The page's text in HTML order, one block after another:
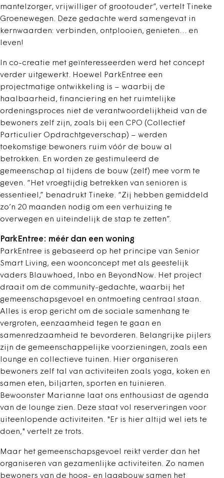
mantelzorger, vrijwilliger of grootouder”, vertelt Tineke
Groenewegen. Deze gedachte werd samengevat in
kernwaarden: verbinden, ontplooien, genieten… en
leven!
In co-creatie met geïnteresseerden werd het concept
verder uitgewerkt. Hoewel ParkEntree een
projectmatige ontwikkeling is – waarbij de
haalbaarheid, financiering en het ruimtelijke
ordeningsproces niet de verantwoordelijkheid van de
bewoners zelf zijn, zoals bij een CPO (Collectief
Particulier Opdrachtgeverschap) – werden
toekomstige bewoners ruim vóór de bouw al
betrokken. En worden ze gestimuleerd de
gemeenschap al tijdens de bouw (zelf) mee vorm te
geven. “Het vroegtijdig betrekken van senioren is
essentieel,” benadrukt Tineke. “Zij hebben gemiddeld
zo’n 20 maanden nodig om een verhuizing te
overwegen en uiteindelijk de stap te zetten”.
ParkEntree: méér dan een woning
ParkEntree is gebaseerd op het principe van Senior
Smart Living, een woonconcept met als geestelijk
vaders Blauwhoed, Inbo en BeyondNow. Het project
draait om de community-gedachte, waarbij het
gemeenschapsgevoel en ontmoeting centraal staan.
Alles is erop gericht om de sociale samenhang te
vergroten, eenzaamheid tegen te gaan en
samenredzaamheid te bevorderen. Belangrijke pijlers
zijn de gemeenschappelijke voorzieningen, zoals een
lounge en collectieve tuinen. Hier organiseren
bewoners zelf tal van activiteiten zoals yoga, koken en
samen eten, biljarten, sporten en tuinieren.
Bewoonster Marianne laat ons enthousiast de agenda
van de lounge zien. Deze staat vol reserveringen voor
uiteenlopende activiteiten. "Er is hier altijd wel iets te
doen," vertelt ze trots.
Maar het gemeenschapsgevoel reikt verder dan het
organiseren van gezamenlijke activiteiten. Zo namen
bewoners van de hoog- en laagbouw samen het